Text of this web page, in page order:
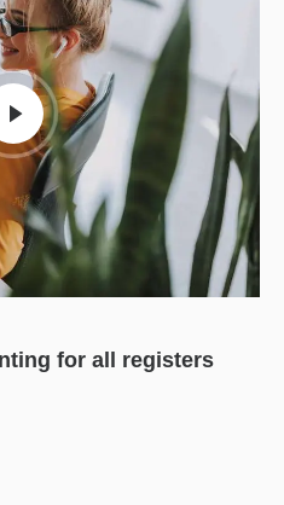
for all registers